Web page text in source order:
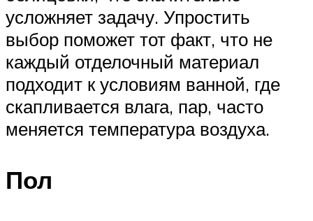
усложняет задачу. Упростить
выбор поможет тот факт, что не
каждый отделочный материал
подходит к условиям ванной, где
скапливается влага, пар, часто
меняется температура воздуха.
Пол